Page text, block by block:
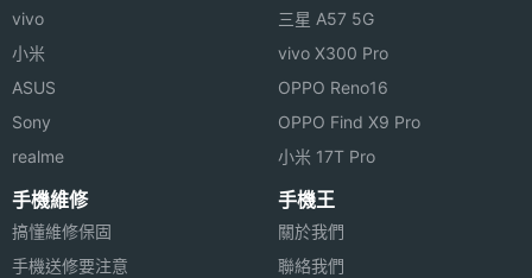
◎ 採用 Android 6.0.1 Marshmallow 作業系統
◎ 5.7 吋 2,560 x 1,440pixels 解析度
◎ 內建 1.8GHz 八核心處理器
◎ 內建 4GB RAM / 32GB ROM 儲存空間
◎ 1,600 萬畫素主相機、1,300 萬畫素前鏡頭
◎ 4G LTE、Wi-Fi 雙頻無線網路、藍牙 4.1
◎ 支援指紋辨識
主螢幕
尺寸
主螢幕
2560x1440 pixels
主螢幕
觸控
vivo
小米
ASUS
Sony
realme
三星 A57 5G
vivo X300 Pro
OPPO Reno16
OPPO Find X9 Pro
小米 17T Pro
手機維修
搞懂維修保固
手機送修要注意
手機王
關於我們
聯絡我們